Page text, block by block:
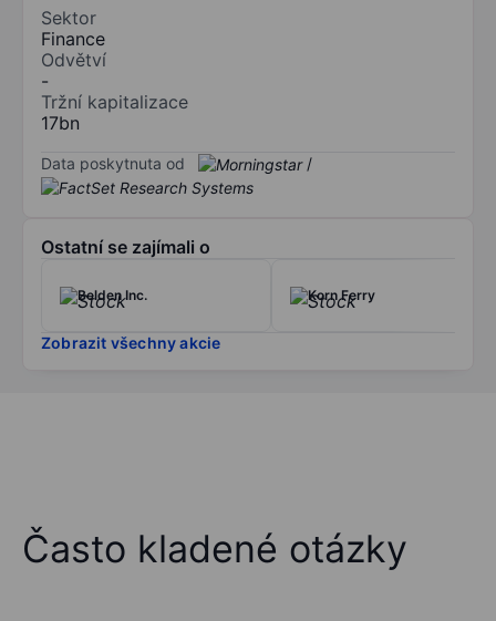
Sektor
Finance
Odvětví
-
Tržní kapitalizace
17bn
Data poskytnuta od /
Ostatní se zajímali o
Belden Inc. Korn Ferry
Zobrazit všechny akcie
Často kladené otázky